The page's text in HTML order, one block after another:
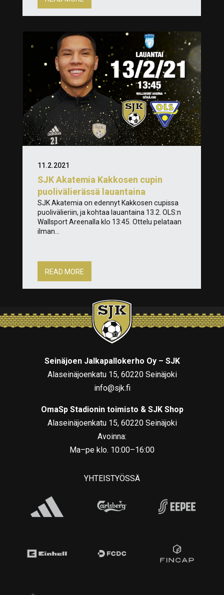
SJK Akatemia Kakkosen cupin
puolivälierässä lauantaina
11.2.2021
SJK Akatemia on edennyt Kakkosen cupissa
puolivälieriin, ja kohtaa lauantaina 13.2. OLS:n
Wallsport Areenalla klo 13:45. Ottelu pelataan
ilman...
READ MORE
Seinäjoen Jalkapallokerho Oy – SJK
Alaseinäjoenkatu 15, 60220 Seinäjoki
info@sjk.fi
OmaSp Stadionin toimisto & SJK Shop
Alaseinäjoenkatu 15, 60220 Seinäjoki
Avoinna:
Ma–pe klo. 10:00–16:00
YHTEISTYÖSSÄ